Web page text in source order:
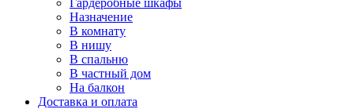
Гардеробные шкафы
Назначение
В комнату
В нишу
В спальню
В частный дом
На балкон
Доставка и оплата